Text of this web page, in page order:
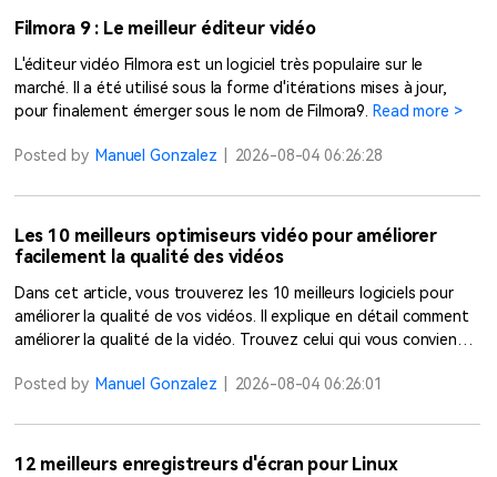
Filmora 9 : Le meilleur éditeur vidéo
L'éditeur vidéo Filmora est un logiciel très populaire sur le
marché. Il a été utilisé sous la forme d'itérations mises à jour,
pour finalement émerger sous le nom de Filmora9. Read more >
Posted by Manuel Gonzalez 2026-08-04 06:26:28
Les 10 meilleurs optimiseurs vidéo pour améliorer
facilement la qualité des vidéos
Dans cet article, vous trouverez les 10 meilleurs logiciels pour
améliorer la qualité de vos vidéos. Il explique en détail comment
améliorer la qualité de la vidéo. Trouvez celui qui vous convient
Posted by Manuel Gonzalez 2026-08-04 06:26:01
12 meilleurs enregistreurs d'écran pour Linux